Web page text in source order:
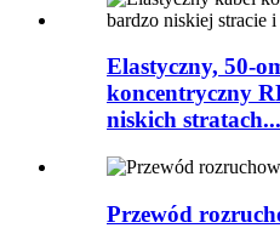
Elastyczny, 50-
koncentryczny
niskich stratach...
Przewód